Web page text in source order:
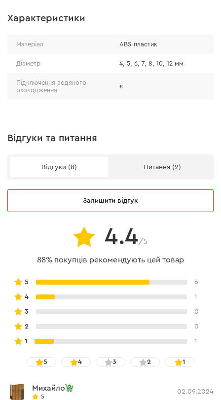
Для запобігання перегріву є можливість підключити
Характеристики
Матеріал ABS-пластик
Діаметр 4, 5, 6, 7, 8, 10, 12 мм
Підключення водяного
охолодження
є
Відгуки та питання
Відгуки (8) Питання (2)
Залишити відгук
4.4/5
88% покупців рекомендують цей товар
5 6
4 1
3 0
2 0
1 1
5 4 3 2 1
Михайло
5
02.09.2024